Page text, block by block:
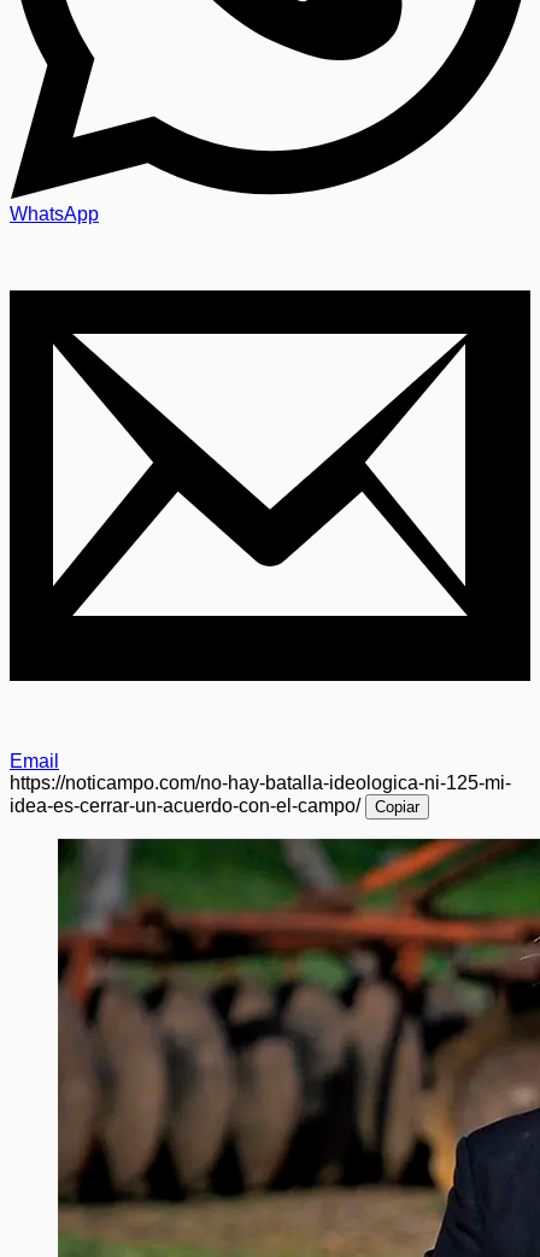
WhatsApp
Email
https://noticampo.com/no-hay-batalla-ideologica-ni-125-mi-
idea-es-cerrar-un-acuerdo-con-el-campo/
Copiar